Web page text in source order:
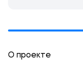
О проекте